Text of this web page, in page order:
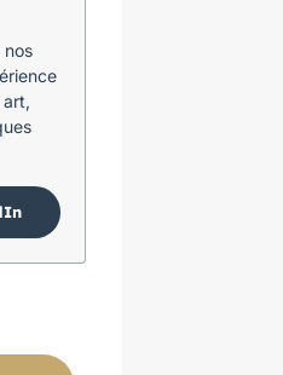
nos
art,